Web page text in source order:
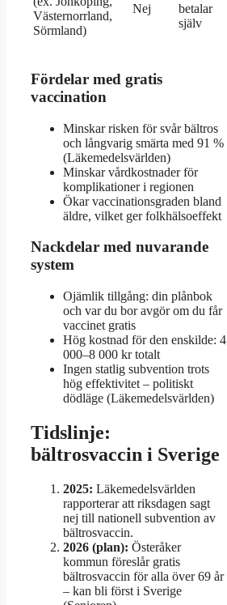
Västernorrland,
Sörmland)
Nej
betalar
själv
Fördelar med gratis
vaccination
Minskar risken för svår bältros
och långvarig smärta med 91 %
(Läkemedelsvärlden)
Minskar vårdkostnader för
komplikationer i regionen
Ökar vaccinationsgraden bland
äldre, vilket ger folkhälsoeffekt
Nackdelar med nuvarande
system
Ojämlik tillgång: din plånbok
och var du bor avgör om du får
vaccinet gratis
Hög kostnad för den enskilde: 4
000–8 000 kr totalt
Ingen statlig subvention trots
hög effektivitet – politiskt
dödläge (Läkemedelsvärlden)
Tidslinje:
bältrosvaccin i Sverige
2025: Läkemedelsvärlden
rapporterar att riksdagen sagt
nej till nationell subvention av
bältrosvaccin.
2026 (plan): Österåker
kommun föreslår gratis
bältrosvaccin för alla över 69 år
– kan bli först i Sverige